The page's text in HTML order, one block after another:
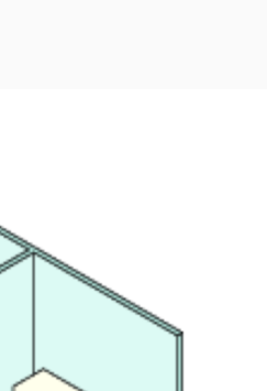
für LED-Strips.
max. 15 Watt/m. LED-